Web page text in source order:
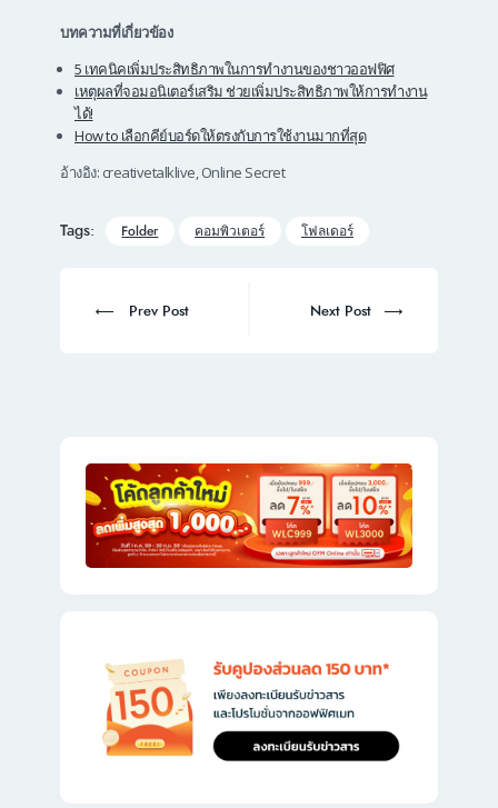
บทความที่เกี่ยวข้อง
5 เทคนิคเพิ่มประสิทธิภาพในการทำงานของชาวออฟฟิศ
เหตุผลที่จอมอนิเตอร์เสริม ช่วยเพิ่มประสิทธิภาพให้การทำงาน
ได้!
How to เลือกคีย์บอร์ดให้ตรงกับการใช้งานมากที่สุด
อ้างอิง: creativetalklive, Online Secret
Tags: Folder คอมพิวเตอร์ โฟลเดอร์
navigation
Prev
Prev Post
Next
Next Post